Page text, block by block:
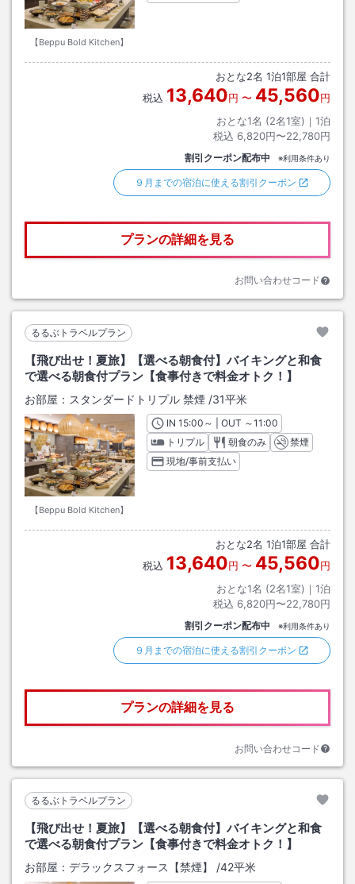
【Beppu Bold Kitchen】
おとな2名 1泊1部屋 合計
税込 13,640円 〜 45,560円
おとな1名 (2名1室)｜ 1泊
税込 6,820円〜22,780円
割引クーポン配布中 ※利用条件あり
９月までの宿泊に使える割引クーポン
プランの詳細を見る
お問い合わせコード
るるぶトラベルプラン
【飛び出せ！夏旅】【選べる朝食付】バイキングと和食
で選べる朝食付プラン【食事付きで料金オトク！】
お部屋： スタンダードトリプル 禁煙 /31平米
【Beppu Bold Kitchen】
INチェックイン
15:00 ～ | OUT チェックアウト
～11:00
トリプル
朝食のみ
禁煙
現地/事前支払い
おとな2名 1泊1部屋 合計
税込 13,640円 〜 45,560円
おとな1名 (2名1室)｜ 1泊
税込 6,820円〜22,780円
割引クーポン配布中 ※利用条件あり
９月までの宿泊に使える割引クーポン
プランの詳細を見る
お問い合わせコード
るるぶトラベルプラン
【飛び出せ！夏旅】【選べる朝食付】バイキングと和食
で選べる朝食付プラン【食事付きで料金オトク！】
お部屋： デラックスフォース【禁煙】 /42平米